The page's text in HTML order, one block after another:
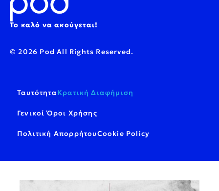
Το καλό να ακούγεται!
© 2026 Pod All Rights Reserved.
ΤαυτότηταΚρατική Διαφήμιση
Γενικοί Όροι Χρήσης
Πολιτική ΑπορρήτουCookie Policy